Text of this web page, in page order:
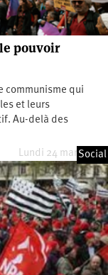
pouvoir
communisme qui
et leurs
Au-delà des
Lundi 24 mars 2025
Social